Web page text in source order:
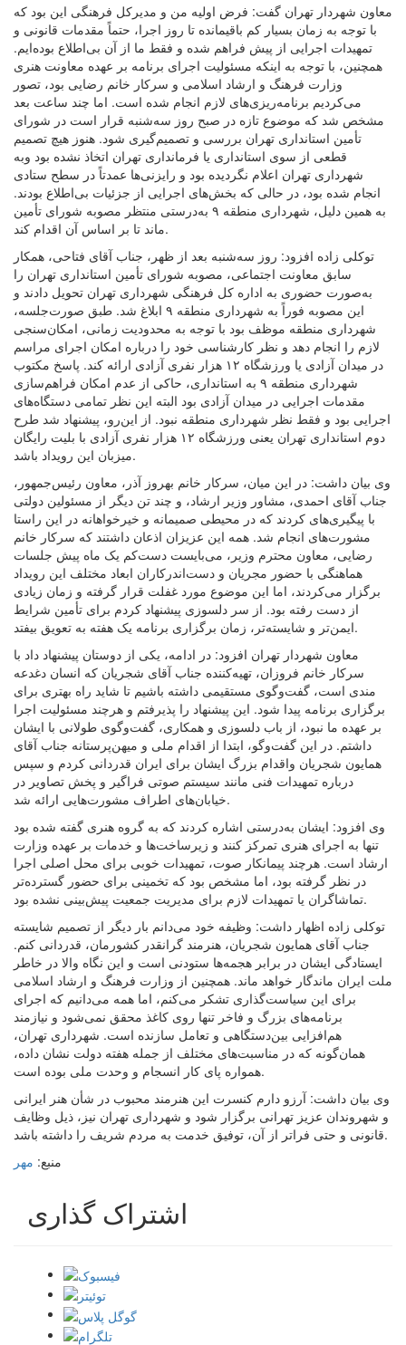
معاون شهردار تهران گفت: فرض اولیه من و مدیرکل فرهنگی این بود که
با توجه به زمان بسیار کم باقیمانده تا روز اجرا، حتماً مقدمات قانونی و
تمهیدات اجرایی از پیش فراهم شده و فقط ما از آن بی‌اطلاع بوده‌ایم.
همچنین، با توجه به اینکه مسئولیت اجرای برنامه بر عهده معاونت هنری
وزارت فرهنگ و ارشاد اسلامی و سرکار خانم رضایی بود، تصور
می‌کردیم برنامه‌ریزی‌های لازم انجام شده است. اما چند ساعت بعد
مشخص شد که موضوع تازه در صبح روز سه‌شنبه قرار است در شورای
تأمین استانداری تهران بررسی و تصمیم‌گیری شود. هنوز هیچ تصمیم
قطعی از سوی استانداری یا فرمانداری تهران اتخاذ نشده بود وبه
شهرداری تهران اعلام نگردیده بود و رایزنی‌ها عمدتاً در سطح ستادی
انجام شده بود، در حالی که بخش‌های اجرایی از جزئیات بی‌اطلاع بودند.
به همین دلیل، شهرداری منطقه ۹ به‌درستی منتظر مصوبه شورای تأمین
ماند تا بر اساس آن اقدام کند.
توکلی زاده افزود: روز سه‌شنبه بعد از ظهر، جناب آقای فتاحی، همکار
سابق معاونت اجتماعی، مصوبه شورای تأمین استانداری تهران را
به‌صورت حضوری به اداره کل فرهنگی شهرداری تهران تحویل دادند و
این مصوبه فوراً به شهرداری منطقه ۹ ابلاغ شد. طبق صورت‌جلسه،
شهرداری منطقه موظف بود با توجه به محدودیت زمانی، امکان‌سنجی
لازم را انجام دهد و نظر کارشناسی خود را درباره امکان اجرای مراسم
در میدان آزادی یا ورزشگاه ۱۲ هزار نفری آزادی ارائه کند. پاسخ مکتوب
شهرداری منطقه ۹ به استانداری، حاکی از عدم امکان فراهم‌سازی
مقدمات اجرایی در میدان آزادی بود البته این نظر تمامی دستگاه‌های
اجرایی بود و فقط نظر شهرداری منطقه نبود. از این‌رو، پیشنهاد شد طرح
دوم استانداری تهران یعنی ورزشگاه ۱۲ هزار نفری آزادی با بلیت رایگان
میزبان این رویداد باشد.
وی بیان داشت: در این میان، سرکار خانم بهروز آذر، معاون رئیس‌جمهور،
جناب آقای احمدی، مشاور وزیر ارشاد، و چند تن دیگر از مسئولین دولتی
با پیگیری‌های کردند که در محیطی صمیمانه و خیرخواهانه در این راستا
مشورت‌های انجام شد. همه این عزیزان اذعان داشتند که سرکار خانم
رضایی، معاون محترم وزیر، می‌بایست دست‌کم یک ماه پیش جلسات
هماهنگی با حضور مجریان و دست‌اندرکاران ابعاد مختلف این رویداد
برگزار می‌کردند، اما این موضوع مورد غفلت قرار گرفته و زمان زیادی
از دست رفته بود. از سر دلسوزی پیشنهاد کردم برای تأمین شرایط
ایمن‌تر و شایسته‌تر، زمان برگزاری برنامه یک هفته به تعویق بیفتد.
معاون شهردار تهران افزود: در ادامه، یکی از دوستان پیشنهاد داد با
سرکار خانم فروزان، تهیه‌کننده جناب آقای شجریان که انسان دغدعه
مندی است، گفت‌وگوی مستقیمی داشته باشیم تا شاید راه بهتری برای
برگزاری برنامه پیدا شود. این پیشنهاد را پذیرفتم و هرچند مسئولیت اجرا
بر عهده ما نبود، از باب دلسوزی و همکاری، گفت‌وگوی طولانی با ایشان
داشتم. در این گفت‌وگو، ابتدا از اقدام ملی و میهن‌پرستانه جناب آقای
همایون شجریان واقدام بزرگ ایشان برای ایران قدردانی کردم و سپس
درباره تمهیدات فنی مانند سیستم صوتی فراگیر و پخش تصاویر در
خیابان‌های اطراف مشورت‌هایی ارائه شد.
وی افزود: ایشان به‌درستی اشاره کردند که به گروه هنری گفته شده بود
تنها به اجرای هنری تمرکز کنند و زیرساخت‌ها و خدمات بر عهده وزارت
ارشاد است. هرچند پیمانکار صوت، تمهیدات خوبی برای محل اصلی اجرا
در نظر گرفته بود، اما مشخص بود که تخمینی برای حضور گسترده‌تر
تماشاگران یا تمهیدات لازم برای مدیریت جمعیت پیش‌بینی نشده بود.
توکلی زاده اظهار داشت: وظیفه خود می‌دانم بار دیگر از تصمیم شایسته
جناب آقای همایون شجریان، هنرمند گرانقدر کشورمان، قدردانی کنم.
ایستادگی ایشان در برابر هجمه‌ها ستودنی است و این نگاه والا در خاطر
ملت ایران ماندگار خواهد ماند. همچنین از وزارت فرهنگ و ارشاد اسلامی
برای این سیاست‌گذاری تشکر می‌کنم، اما همه می‌دانیم که اجرای
برنامه‌های بزرگ و فاخر تنها روی کاغذ محقق نمی‌شود و نیازمند
هم‌افزایی بین‌دستگاهی و تعامل سازنده است. شهرداری تهران،
همان‌گونه که در مناسبت‌های مختلف از جمله هفته دولت نشان داده،
همواره پای کار انسجام و وحدت ملی بوده است.
وی بیان داشت: آرزو دارم کنسرت این هنرمند محبوب در شأن هنر ایرانی
و شهروندان عزیز تهرانی برگزار شود و شهرداری تهران نیز، ذیل وظایف
قانونی و حتی فراتر از آن، توفیق خدمت به مردم شریف را داشته باشد.
منبع: مهر
اشتراک گذاری